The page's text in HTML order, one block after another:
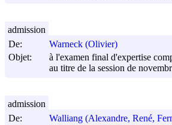
De:
Warneck (Olivier)
Objet:
à l'examen final d'expertise
au titre de la session de
admission
De:
Walliang (Alexandre, René,
admission